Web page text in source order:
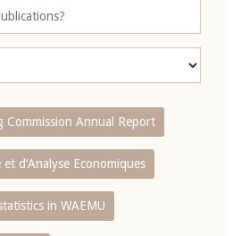
Commission Annual Report
d’Analyse Economiques
in WAEMU